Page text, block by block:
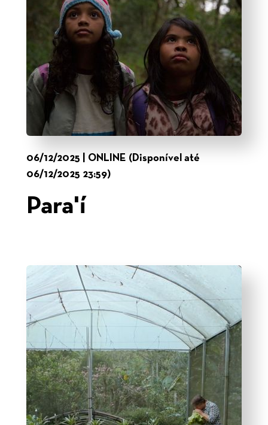
06/12/2025 | ONLINE (Disponível até
06/12/2025 23:59)
Para'í